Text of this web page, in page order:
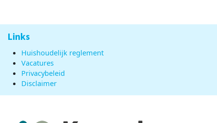
Links
Huishoudelijk reglement
Vacatures
Privacybeleid
Disclaimer